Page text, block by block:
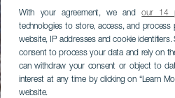
With your agreement, we andour 14
technologies to store, access, and process
website, IP addresses and cookie
consent to process your data and rely on
can withdraw your consent or object to
interest at any time by clicking on “Learn
website.